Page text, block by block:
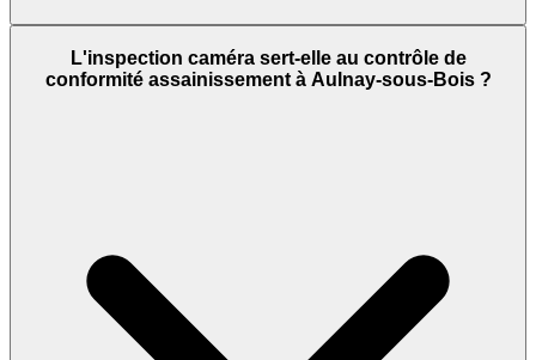
L'inspection caméra sert-elle au contrôle de
conformité assainissement à Aulnay-sous-Bois ?